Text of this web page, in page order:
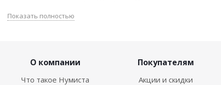
Показать полностью
О компании
Что такое Нумиста
Покупателям
Акции и скидки